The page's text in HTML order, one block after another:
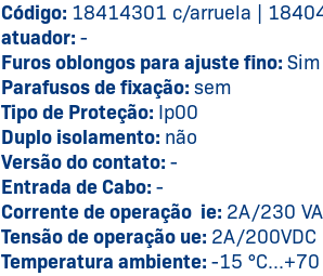
Código: 18414301 c/arruela |
atuador: -
Furos oblongos para ajuste fino: Sim
Parafusos de fixação: sem
Tipo de Proteção: Ip00
Duplo isolamento: não
Versão do contato: -
Entrada de Cabo: -
Corrente de operação ie: 2A/230
Tensão de operação ue: 2A/200VDC
Temperatura ambiente: -15 °C...+70